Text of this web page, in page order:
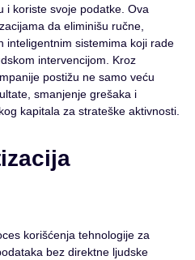
i koriste svoje podatke. Ova
da eliminišu ručne,
inteligentnim sistemima koji rade
intervencijom. Kroz
postižu ne samo veću
smanjenje grešaka i
kapitala za strateške aktivnosti.
korišćenja tehnologije za
bez direktne ljudske